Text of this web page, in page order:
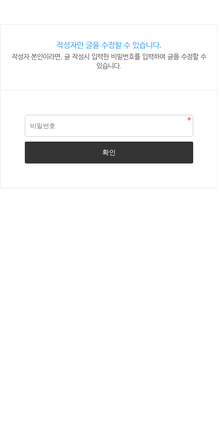
작성자만 글을 수정할 수 있습니다.
작성자 본인이라면, 글 작성시 입력한 비밀번호를 입력하여 글을 수정할 수
있습니다.